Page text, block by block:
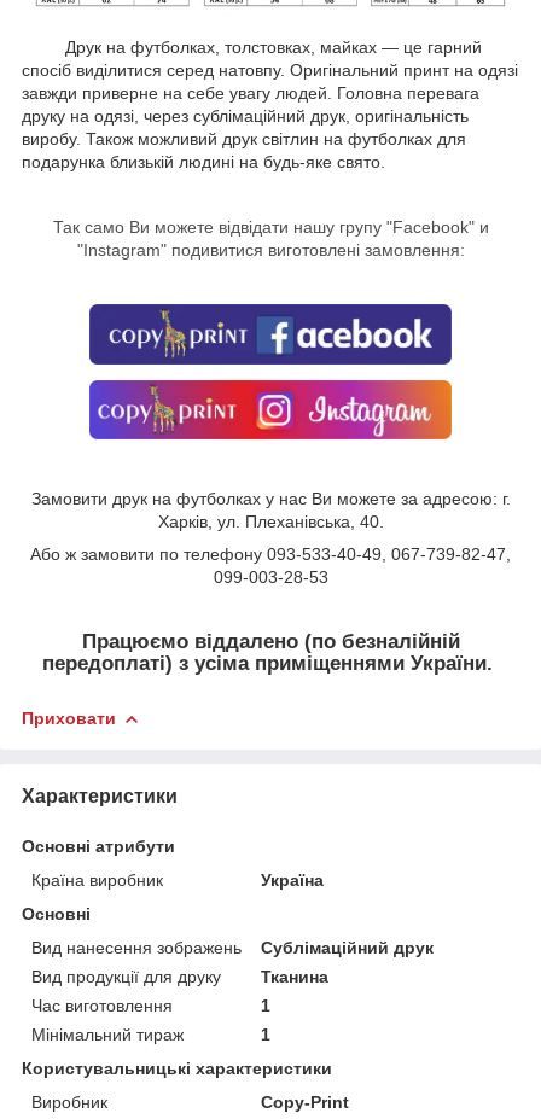
Друк на футболках, толстовках, майках — це гарний
спосіб виділитися серед натовпу. Оригінальний принт на одязі
завжди приверне на себе увагу людей. Головна перевага
друку на одязі, через сублімаційний друк, оригінальність
виробу. Також можливий друк світлин на футболках для
подарунка близькій людині на будь-яке свято.
Так само Ви можете відвідати нашу групу "Facebook" и
"Instagram" подивитися виготовлені замовлення:
Замовити друк на футболках у нас Ви можете за адресою: г.
Харків, ул. Плеханівська, 40.
Або ж замовити по телефону 093-533-40-49, 067-739-82-47,
099-003-28-53
Працюємо віддалено (по безналійній
передоплаті) з усіма приміщеннями України.
Приховати
Характеристики
Основні атрибути
Країна виробник
Україна
Основні
Вид нанесення зображень
Сублімаційний друк
Вид продукції для друку
Тканина
Час виготовлення
1
Мінімальний тираж
1
Користувальницькі характеристики
Виробник
Copy-Print